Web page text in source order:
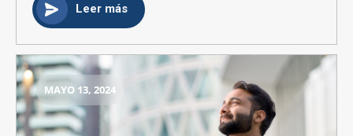
Leer más
MAYO 13, 2024